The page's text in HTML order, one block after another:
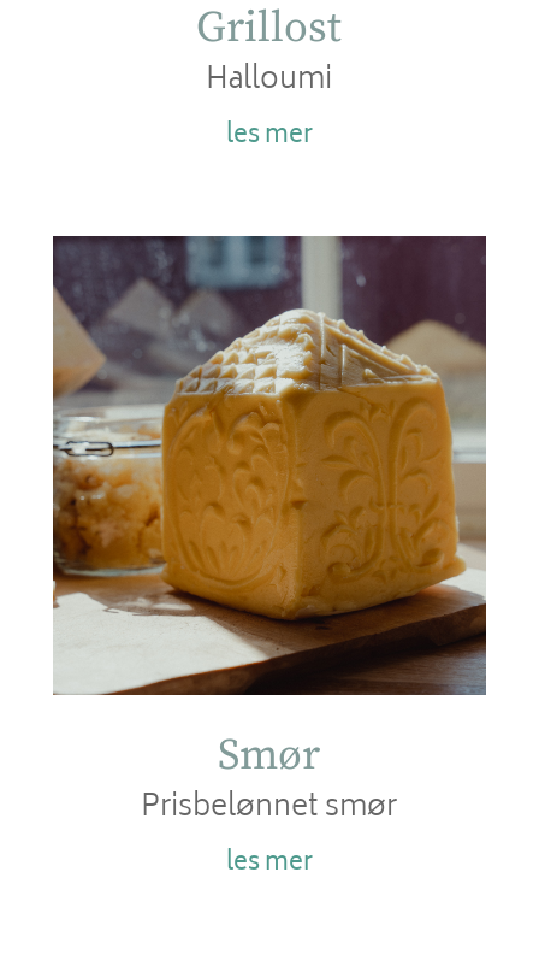
Grillost
Halloumi
les mer
Smør
Prisbelønnet smør
les mer